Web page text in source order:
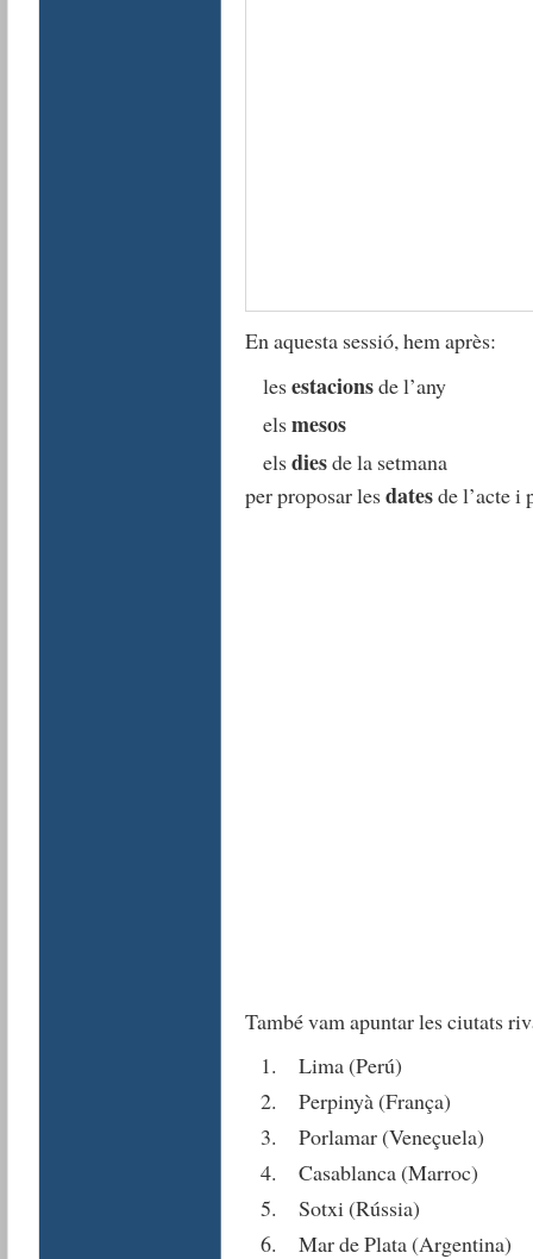
En aquesta sessió, hem après:
lesestacionsde l’any
elsmesos
elsdiesde la setmana
per proposar lesdatesde l’acte i
També vam apuntar les ciutats
Lima (Perú)
Perpinyà (França)
Porlamar (Veneçuela)
Casablanca (Marroc)
Sotxi (Rússia)
Mar de Plata (Argentina)